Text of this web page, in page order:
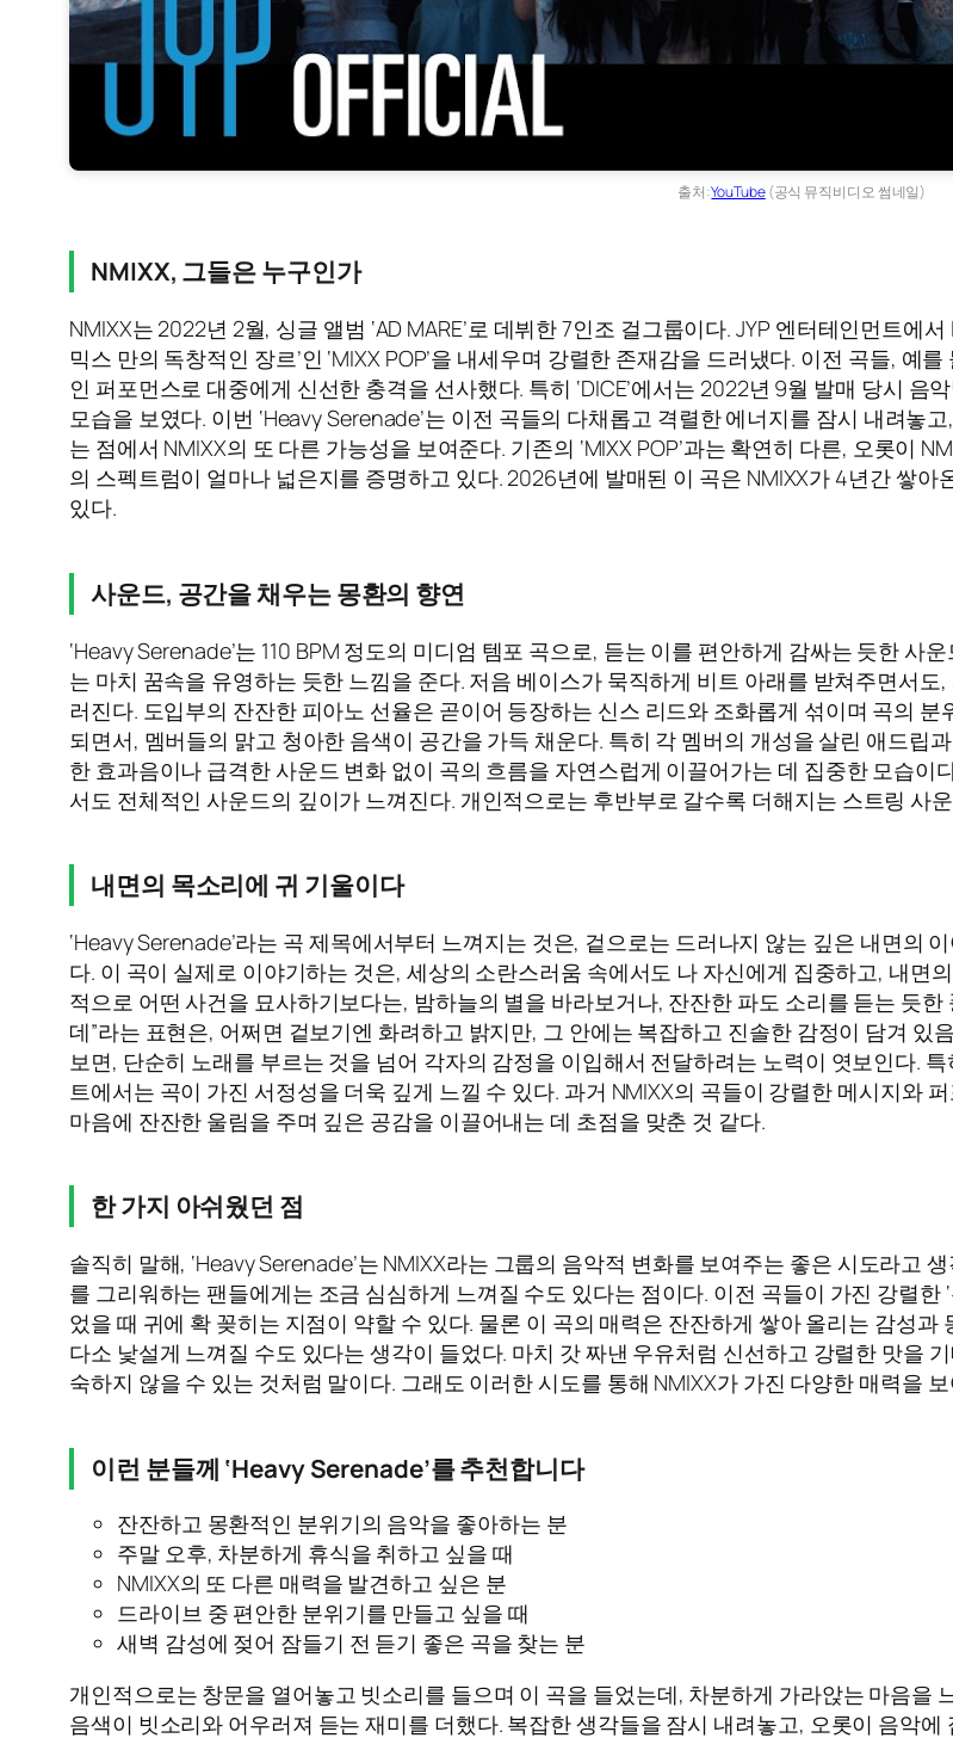
출처:YouTube(공식 뮤직비디오 썸네일)
NMIXX, 그들은 누구인가
NMIXX는 2022년 2월, 싱글 앨범 ‘AD MARE’로 데뷔한 7인조 걸그룹이다. JYP 엔터테인먼트에
믹스 만의 독창적인 장르’인 ‘MIXX POP’을 내세우며 강렬한 존재감을 드러냈다. 이전 곡들, 예를
인 퍼포먼스로 대중에게 신선한 충격을 선사했다. 특히 ‘DICE’에서는 2022년 9월 발매 당시 음
모습을 보였다. 이번 ‘Heavy Serenade’는 이전 곡들의 다채롭고 격렬한 에너지를 잠시 내려
는 점에서 NMIXX의 또 다른 가능성을 보여준다. 기존의 ‘MIXX POP’과는 확연히 다른, 오롯이
의 스펙트럼이 얼마나 넓은지를 증명하고 있다. 2026년에 발매된 이 곡은 NMIXX가 4년간 쌓
있다.
사운드, 공간을 채우는 몽환의 향연
‘Heavy Serenade’는 110 BPM 정도의 미디엄 템포 곡으로, 듣는 이를 편안하게 감싸는 듯한 사
는 마치 꿈속을 유영하는 듯한 느낌을 준다. 저음 베이스가 묵직하게 비트 아래를 받쳐주면서
러진다. 도입부의 잔잔한 피아노 선율은 곧이어 등장하는 신스 리드와 조화롭게 섞이며 곡의
되면서, 멤버들의 맑고 청아한 음색이 공간을 가득 채운다. 특히 각 멤버의 개성을 살린 애드립
한 효과음이나 급격한 사운드 변화 없이 곡의 흐름을 자연스럽게 이끌어가는 데 집중한 모습
서도 전체적인 사운드의 깊이가 느껴진다. 개인적으로는 후반부로 갈수록 더해지는 스트링 사
내면의 목소리에 귀 기울이다
‘Heavy Serenade’라는 곡 제목에서부터 느껴지는 것은, 겉으로는 드러나지 않는 깊은 내면의
다. 이 곡이 실제로 이야기하는 것은, 세상의 소란스러움 속에서도 나 자신에게 집중하고, 내면
적으로 어떤 사건을 묘사하기보다는, 밤하늘의 별을 바라보거나, 잔잔한 파도 소리를 듣는 듯
데”라는 표현은, 어쩌면 겉보기엔 화려하고 밝지만, 그 안에는 복잡하고 진솔한 감정이 담겨 있
보면, 단순히 노래를 부르는 것을 넘어 각자의 감정을 이입해서 전달하려는 노력이 엿보인다.
트에서는 곡이 가진 서정성을 더욱 깊게 느낄 수 있다. 과거 NMIXX의 곡들이 강렬한 메시지와
마음에 잔잔한 울림을 주며 깊은 공감을 이끌어내는 데 초점을 맞춘 것 같다.
한 가지 아쉬웠던 점
솔직히 말해, ‘Heavy Serenade’는 NMIXX라는 그룹의 음악적 변화를 보여주는 좋은 시도라고
를 그리워하는 팬들에게는 조금 심심하게 느껴질 수도 있다는 점이다. 이전 곡들이 가진 강렬한
었을 때 귀에 확 꽂히는 지점이 약할 수 있다. 물론 이 곡의 매력은 잔잔하게 쌓아 올리는 감성
다소 낯설게 느껴질 수도 있다는 생각이 들었다. 마치 갓 짜낸 우유처럼 신선하고 강렬한 맛을
숙하지 않을 수 있는 것처럼 말이다. 그래도 이러한 시도를 통해 NMIXX가 가진 다양한 매력을
이런 분들께 ‘Heavy Serenade’를 추천합니다
잔잔하고 몽환적인 분위기의 음악을 좋아하는 분
주말 오후, 차분하게 휴식을 취하고 싶을 때
NMIXX의 또 다른 매력을 발견하고 싶은 분
드라이브 중 편안한 분위기를 만들고 싶을 때
새벽 감성에 젖어 잠들기 전 듣기 좋은 곡을 찾는 분
개인적으로는 창문을 열어놓고 빗소리를 들으며 이 곡을 들었는데, 차분하게 가라앉는 마음을
음색이 빗소리와 어우러져 듣는 재미를 더했다. 복잡한 생각들을 잠시 내려놓고, 오롯이 음악